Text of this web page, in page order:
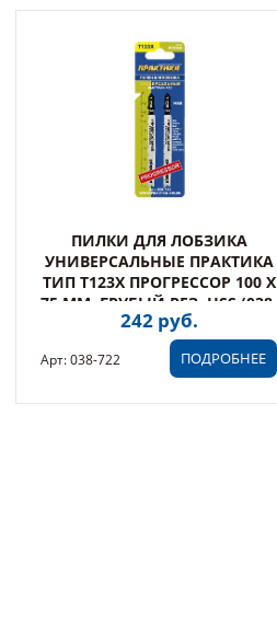
ПИЛКИ ДЛЯ ЛОБЗИКА
УНИВЕРСАЛЬНЫЕ ПРАКТИКА
ТИП T123X ПРОГРЕССОР 100 Х
75 ММ, ГРУБЫЙ РЕЗ, HSS (038-
722)
242 руб.
ПОДРОБНЕЕ
Арт: 038-722